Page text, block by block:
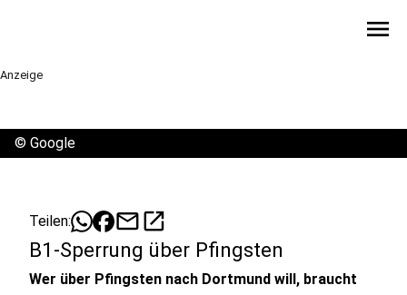
menu
Anzeige
© Google
Teilen: mailopen_in_new
B1-Sperrung über Pfingsten
Wer über Pfingsten nach Dortmund will, braucht